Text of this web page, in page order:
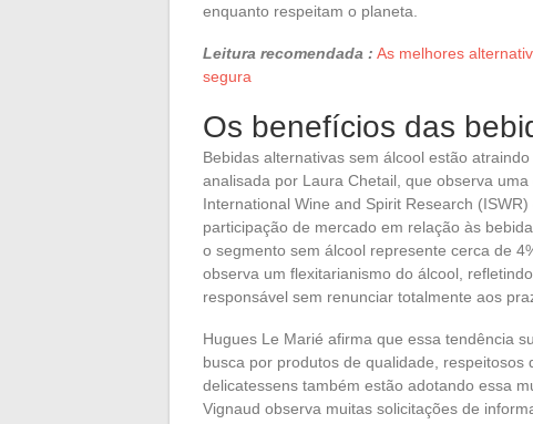
enquanto respeitam o planeta.
Leitura recomendada : As melhores
segura
Os benefícios das
Bebidas alternativas sem álcool estão
analisada por Laura Chetail, que observa
International Wine and Spirit Research
participação de mercado em relação às
o segmento sem álcool represente cerca de
observa um flexitarianismo do álcool,
responsável sem renunciar totalmente aos
Hugues Le Marié afirma que essa tendência
busca por produtos de qualidade,
delicatessens também estão adotando essa
Vignaud observa muitas solicitações de